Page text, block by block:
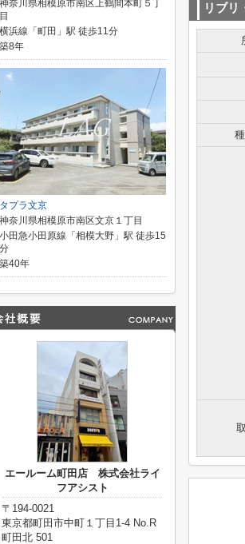
リブリ
神奈川県相模原市南区上鶴間本町５丁
目
横浜線「町田」駅 徒歩11分
築8年
タプラ文京
神奈川県相模原市南区文京１丁目
小田急小田原線「相模大野」駅 徒歩15
分
築40年
エールーム町田店 株式会社ライ
フアシスト
〒194-0021
東京都町田市中町１丁目1-4 No.R
町田北 501